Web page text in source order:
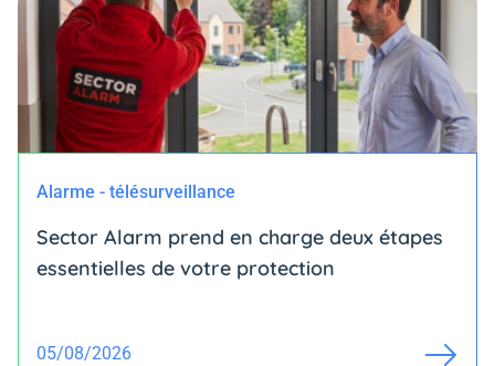
Alarme - télésurveillance
Sector Alarm prend en charge deux étapes
essentielles de votre protection
05/08/2026